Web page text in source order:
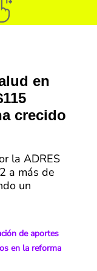
en
crecido
la ADRES
a más de
un
de aportes
en la reforma